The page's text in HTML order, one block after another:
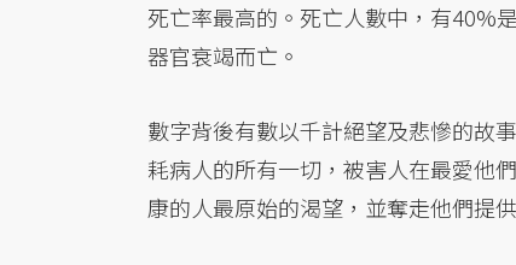
死亡率最高的。死亡人數中，有40%
器官衰竭而亡。
數字背後有數以千計絕望及悲慘的故
耗病人的所有一切，被害人在最愛他
康的人最原始的渴望，並奪走他們提